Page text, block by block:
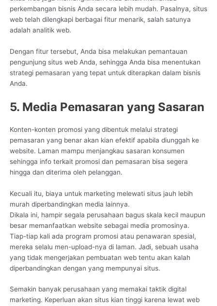
perkembangan bisnis Anda secara lebih mudah. Pasalnya, situs
web telah dilengkapi berbagai fitur menarik, salah satunya
adalah analitik web.
Dengan fitur tersebut, Anda bisa melakukan pemantauan
pengunjung situs web Anda, sehingga Anda bisa menentukan
strategi pemasaran yang tepat untuk diterapkan dalam bisnis
Anda.
5. Media Pemasaran yang Sasaran
Konten-konten promosi yang dibentuk melalui strategi
pemasaran yang benar akan kian efektif apabila diunggah ke
website. Laman mampu menjangkau sasaran konsumen
sehingga info terkait promosi dan pemasaran bisa segera
hingga dan diterima oleh pelanggan.
Kecuali itu, biaya untuk marketing melewati situs jauh lebih
murah diperbandingkan media lainnya.
Dikala ini, hampir segala perusahaan bagus skala kecil maupun
besar memanfaatkan website sebagai media promosinya.
Tiap-tiap kali ada program promosi atau penawaran spesial,
mereka selalu men-upload-nya di laman. Jadi, sebuah usaha
yang tidak mengerjakan pembuatan web tentu akan kalah
diperbandingkan dengan yang mempunyai situs.
Semakin banyak perusahaan yang memakai taktik digital
marketing. Keperluan akan situs kian tinggi karena lewat web